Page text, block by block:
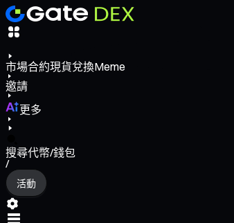
市場合約現貨兌換Meme
邀請
更多
搜尋代幣/錢包
/
活動